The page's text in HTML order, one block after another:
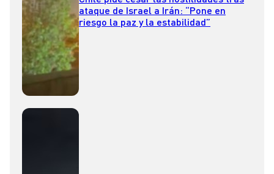
ataque de Israel a Irán: “Pone en
riesgo la paz y la estabilidad”